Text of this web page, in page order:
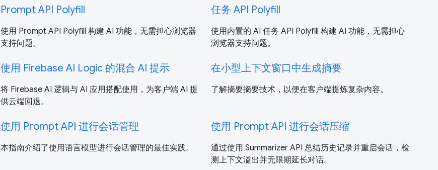
Prompt API Polyfill
使用 Prompt API Polyfill 构建 AI 功能，无需担心浏览器
支持问题。
任务 API Polyfill
使用内置的 AI 任务 API Polyfill 构建 AI 功能，无需担心
浏览器支持问题。
使用 Firebase AI Logic 的混合 AI 提示
将 Firebase AI 逻辑与 AI 应用搭配使用，为客户端 AI 提
供云端回退。
在小型上下文窗口中生成摘要
了解摘要摘要技术，以便在客户端提炼复杂内容。
使用 Prompt API 进行会话管理
本指南介绍了使用语言模型进行会话管理的最佳实践。
使用 Prompt API 进行会话压缩
通过使用 Summarizer API 总结历史记录并重启会话，检
测上下文溢出并无限期延长对话。